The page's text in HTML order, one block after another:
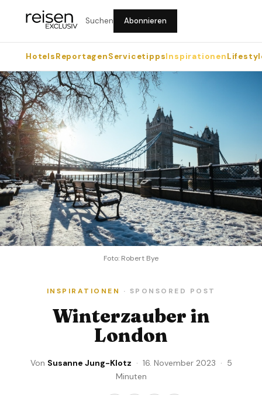
Suchen Abonnieren
HotelsReportagenServicetippsInspirationen
Foto: Robert Bye
INSPIRATIONEN · SPONSORED POST
Winterzauber in
London
Von Susanne Jung-Klotz · 16. November 2023 · 5
Minuten